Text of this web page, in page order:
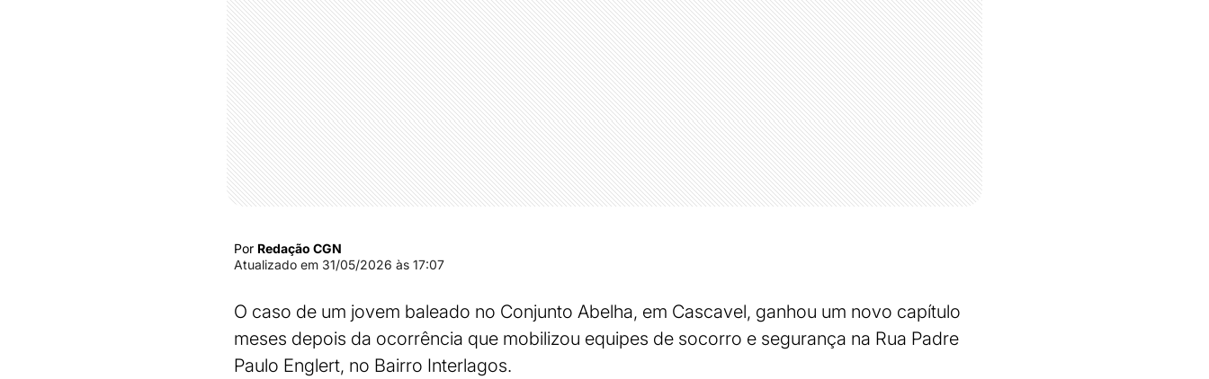
Por Redação CGN
Atualizado em 31/05/2026 às 17:07
O caso de um jovem baleado no Conjunto Abelha, em Cascavel, ganhou um novo capítulo
meses depois da ocorrência que mobilizou equipes de socorro e segurança na Rua Padre
Paulo Englert, no Bairro Interlagos.